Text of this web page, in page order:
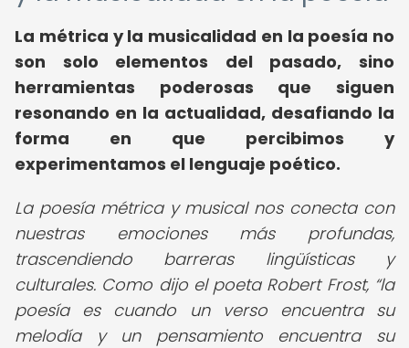
La métrica y la musicalidad en la poesía no
son solo elementos del pasado, sino
herramientas poderosas que siguen
resonando en la actualidad, desafiando la
forma en que percibimos y
experimentamos el lenguaje poético.
La poesía métrica y musical nos conecta con
nuestras emociones más profundas,
trascendiendo barreras lingüísticas y
culturales. Como dijo el poeta Robert Frost, la
poesía es cuando un verso encuentra su
melodía y un pensamiento encuentra su